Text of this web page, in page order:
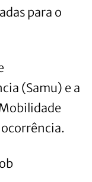
para o
(Samu) e a